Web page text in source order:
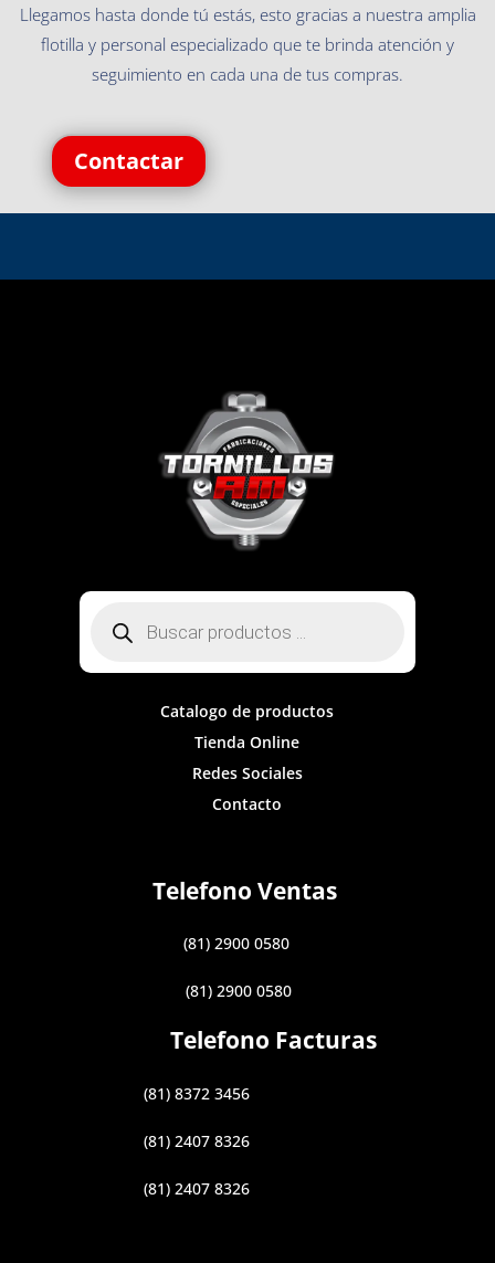
Llegamos hasta donde tú estás, esto gracias a nuestra amplia
flotilla y personal especializado que te brinda atención y
seguimiento en cada una de tus compras.
Contactar
productos
Catalogo de productos
Tienda Online
Redes Sociales
Contacto
Telefono Ventas
(81) 2900 0580
(81) 2900 0580
Telefono Facturas
(81) 8372 3456
(81) 2407 8326
(81) 2407 8326